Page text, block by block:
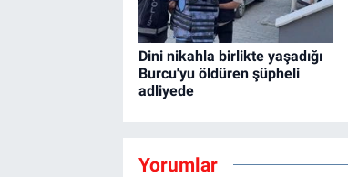
Dini nikahla birlikte yaşadığı
Burcu'yu öldüren şüpheli
adliyede
Yorumlar